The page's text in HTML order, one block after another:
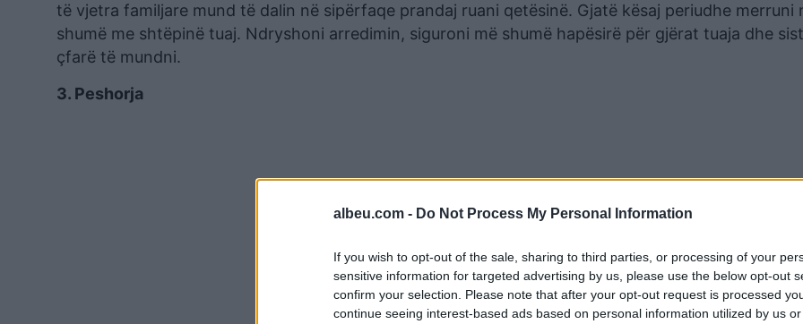
albeu.com - Do Not Process My Personal Information
If you wish to opt-out of the sale, sharing to third parties, or processing of your
sensitive information for targeted advertising by us, please use the below opt-out
confirm your selection. Please note that after your opt-out request is processed
continue seeing interest-based ads based on personal information utilized by us
të vjetra familjare mund të dalin në sipërfaqe prandaj ruani qetësinë. Gjatë kësaj periudhe merruni
shumë me shtëpinë tuaj. Ndryshoni arredimin, siguroni më shumë hapësirë për gjërat tuaja dhe
çfarë të mundni.
3. Peshorja